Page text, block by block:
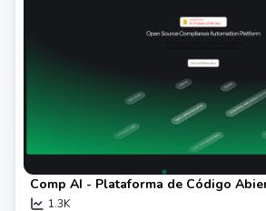
Comp AI - Plataforma de Código
ISO 27001 y GDPR
1.3K